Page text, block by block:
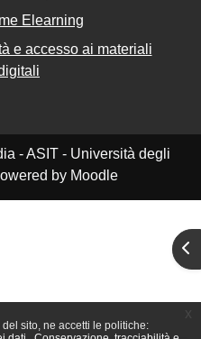
sito, ne accetti le politiche:
Elearning
e accesso ai materiali
- ASIT - Università degli
by Moodle